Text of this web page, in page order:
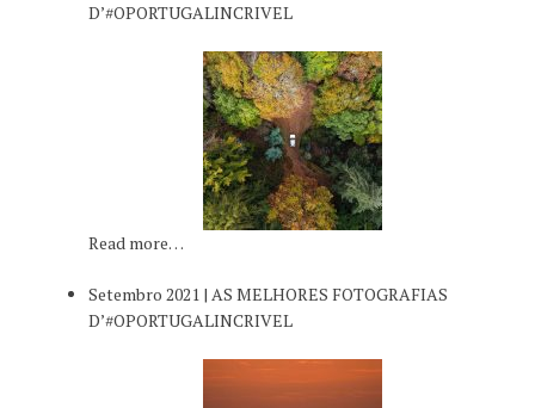
D’#OPORTUGALINCRIVEL
Read more…
Setembro 2021 | AS MELHORES FOTOGRAFIAS
D’#OPORTUGALINCRIVEL